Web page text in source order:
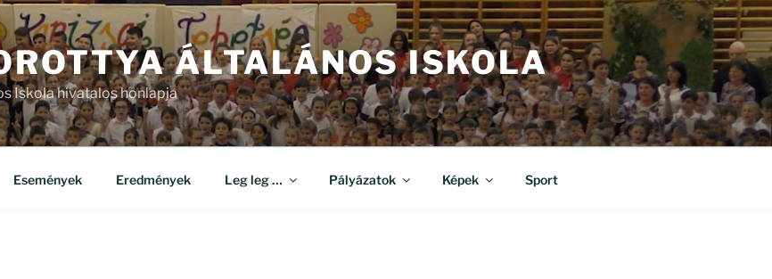
ÁLTALÁNOS ISKOLA
Iskola hivatalos honlapja
Események Eredmények Leg leg … Pályázatok Képek Sport